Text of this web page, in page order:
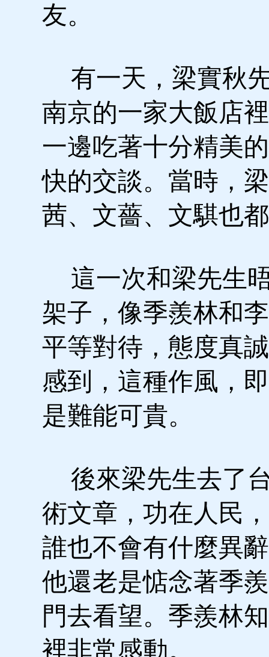
友。
有一天，梁實秋
南京的一家大飯店
一邊吃著十分精美
快的交談。當時，
茜、文薔、文騏也
這一次和梁先生
架子，像季羨林和
平等對待，態度真
感到，這種作風，
是難能可貴。
後來梁先生去了
術文章，功在人民
誰也不會有什麼異
他還老是惦念著季
門去看望。季羨林
裡非常感動。